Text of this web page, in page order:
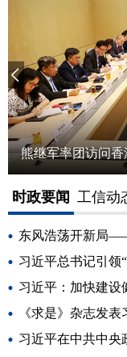
熊继军率团访问香
时政要闻 工信动
习近平：加快建设